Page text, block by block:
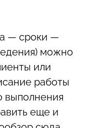
— сроки —
можно
или
работы
еще и